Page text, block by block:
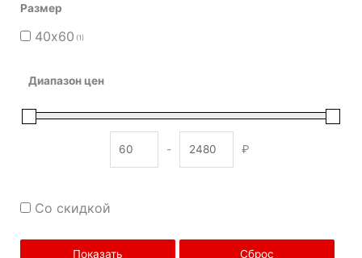
Размер
40х60 (1)
Диапазон цен
-
₽
Со скидкой
Показать Сброс